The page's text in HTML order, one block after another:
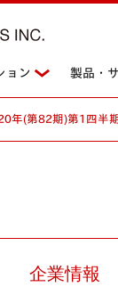
ョン 製品・
年(第82期)第1四半
企業情報